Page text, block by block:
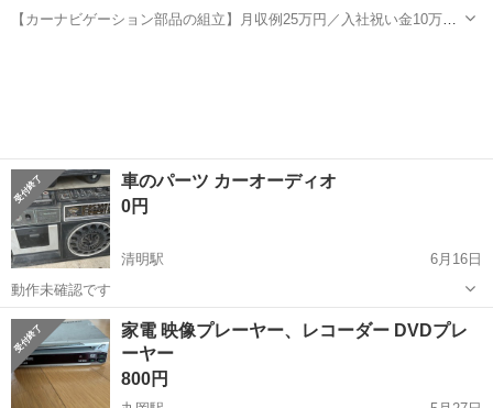
【カーナビゲーション部品の組立】月収例25万円／入社祝い金10万
車のパーツ カーオーディオ
0円
清明駅
6月16日
動作未確認です
福井 福井市 清明駅 カーオーディオ
家電 映像プレーヤー、レコーダー DVDプレ
ーヤー
800円